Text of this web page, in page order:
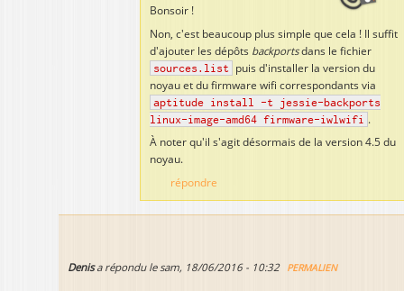
Bonsoir !
Non, c'est beaucoup plus simple que cela ! Il suffit
d'ajouter les dépôts backportsdans le fichier
sources.list puis d'installer la version du
noyau et du firmware wifi correspondants via
aptitude install -t jessie-backports
linux-image-amd64 firmware-iwlwifi .
À noter qu'il s'agit désormais de la version 4.5 du
noyau.
répondre
Denisa répondu lesam, 18/06/2016 - 10:32 PERMALIEN